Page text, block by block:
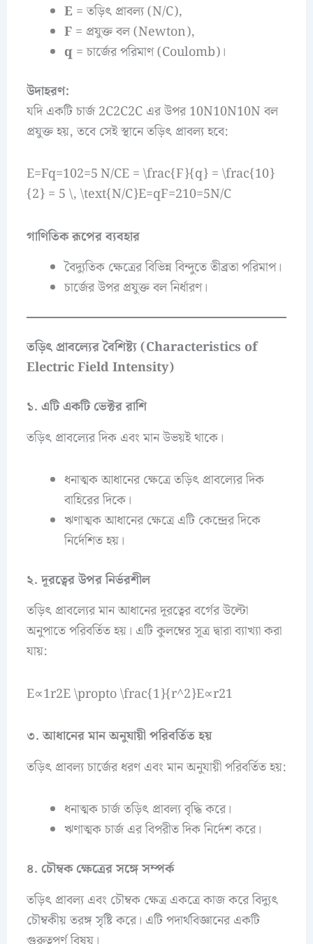
E = তড়িৎ প্রাবল্য (N/C),
F= প্রযুক্ত বল (Newton),
q= চার্জের পরিমাণ (Coulomb)।
উদাহরণ:
যদি একটি চার্জ 2C2C2C এর উপর 10N10N10N বল
প্রযুক্ত হয়, তবে সেই স্থানে তড়িৎ প্রাবল্য হবে:
E=Fq=102=5 N/CE = \frac{F}{q} = \frac{10}
{2} = 5 \, \text{N/C}E=qF​=210​=5N/C
গাণিতিক রূপের ব্যবহার
বৈদ্যুতিক ক্ষেত্রের বিভিন্ন বিন্দুতে তীব্রতা পরিমাপ।
চার্জের উপর প্রযুক্ত বল নির্ধারণ।
তড়িৎ প্রাবল্যের বৈশিষ্ট্য (Characteristics of
Electric Field Intensity)
১. এটি একটি ভেক্টর রাশি
তড়িৎ প্রাবল্যের দিক এবং মান উভয়ই থাকে।
ধনাত্মক আধানের ক্ষেত্রে তড়িৎ প্রাবল্যের দিক
বাহিরের দিকে।
ঋণাত্মক আধানের ক্ষেত্রে এটি কেন্দ্রের দিকে
নির্দেশিত হয়।
২. দূরত্বের উপর নির্ভরশীল
তড়িৎ প্রাবল্যের মান আধানের দূরত্বের বর্গের উল্টো
অনুপাতে পরিবর্তিত হয়। এটি কুলম্বের সূত্র দ্বারা ব্যাখ্যা করা
যায়:
E∝1r2E \propto \frac{1}{r^2}E∝r21​
৩. আধানের মান অনুযায়ী পরিবর্তিত হয়
তড়িৎ প্রাবল্য চার্জের ধরণ এবং মান অনুযায়ী পরিবর্তিত হয়:
ধনাত্মক চার্জ তড়িৎ প্রাবল্য বৃদ্ধি করে।
ঋণাত্মক চার্জ এর বিপরীত দিক নির্দেশ করে।
৪. চৌম্বক ক্ষেত্রের সঙ্গে সম্পর্ক
তড়িৎ প্রাবল্য এবং চৌম্বক ক্ষেত্র একত্রে কাজ করে বিদ্যুৎ
চৌম্বকীয় তরঙ্গ সৃষ্টি করে। এটি পদার্থবিজ্ঞানের একটি